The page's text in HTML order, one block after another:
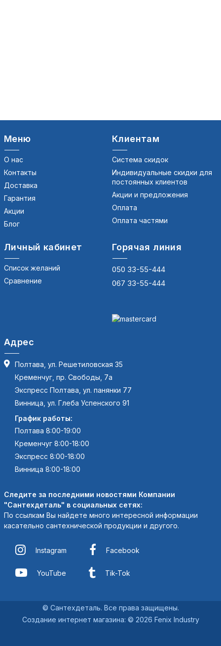
Меню
О нас
Контакты
Доставка
Гарантия
Акции
Блог
Клиентам
Система скидок
Индивидуальные скидки для
постоянных клиентов
Акции и предложения
Оплата
Оплата частями
Личный кабинет
Список желаний
Сравнение
Горячая линия
050 33-55-444
067 33-55-444
Адрес
Полтава, ул. Решетиловская 35
Кременчуг, пр. Свободы, 7а
Экспресс Полтава, ул. панянки 77
Винница, ул. Глеба Успенского 91
График работы:
Полтава 8:00-19:00
Кременчуг 8:00-18:00
Экспресс 8:00-18:00
Винница 8:00-18:00
Следите за последними новостями Компании
"Сантехдеталь" в социальных сетях:
По ссылкам Вы найдете много интересной информации
касательно сантехнической продукции и другого.
Instagram Facebook
YouTube Tik-Tok
© Сантехдеталь. Все права защищены.
Создание интернет магазина: © 2026 Fenix Industry